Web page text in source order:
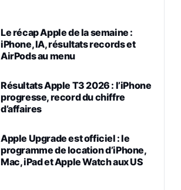
Le récap Apple de la semaine :
iPhone, IA, résultats records et
AirPods au menu
Résultats Apple T3 2026 : l’iPhone
progresse, record du chiffre
d’affaires
Apple Upgrade est officiel : le
programme de location d’iPhone,
Mac, iPad et Apple Watch aux US